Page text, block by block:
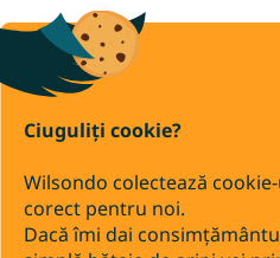
Ciuguliți cookie?
Wilsondo colectează
corect pentru noi.
Dacă îmi dai